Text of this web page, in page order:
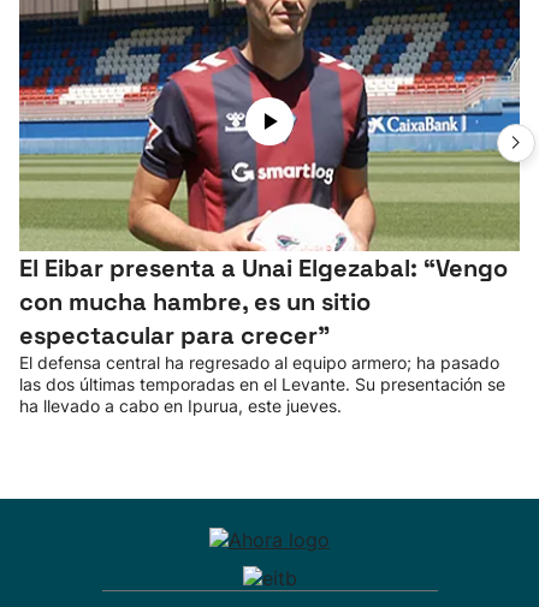
El Eibar presenta a Unai Elgezabal: “Vengo
con mucha hambre, es un sitio
espectacular para crecer”
El defensa central ha regresado al equipo armero; ha pasado
las dos últimas temporadas en el Levante. Su presentación se
ha llevado a cabo en Ipurua, este jueves.